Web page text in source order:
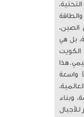
الصين،
بل هي
​هذا
واسعة
وبناء